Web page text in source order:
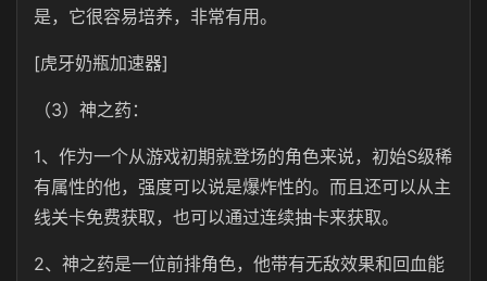
是，它很容易培养，非常有用。
[虎牙奶瓶加速器]
（3）神之药：
1、作为一个从游戏初期就登场的角色来说，初始S级稀
有属性的他，强度可以说是爆炸性的。而且还可以从主
线关卡免费获取，也可以通过连续抽卡来获取。
2、神之药是一位前排角色，他带有无敌效果和回血能